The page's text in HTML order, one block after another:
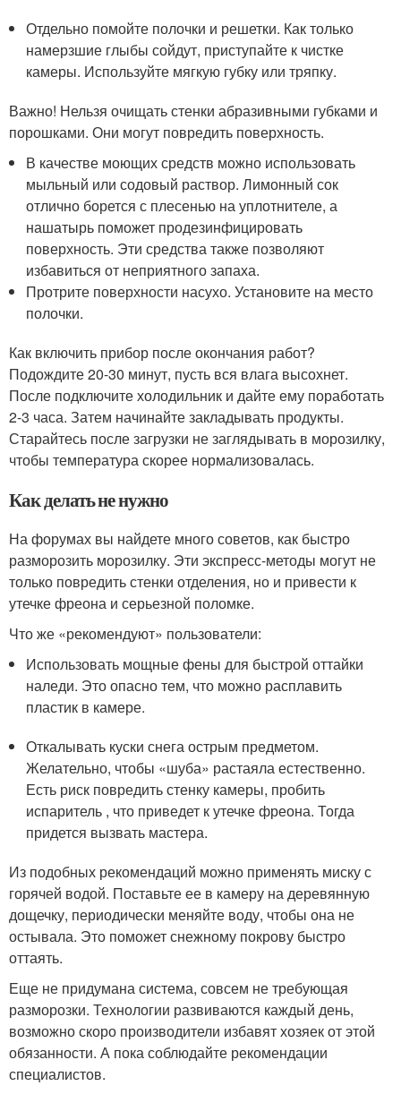
Отдельно помойте полочки и решетки. Как только
намерзшие глыбы сойдут, приступайте к чистке
камеры. Используйте мягкую губку или тряпку.
Важно! Нельзя очищать стенки абразивными губками и
порошками. Они могут повредить поверхность.
В качестве моющих средств можно использовать
мыльный или содовый раствор. Лимонный сок
отлично борется с плесенью на уплотнителе, а
нашатырь поможет продезинфицировать
поверхность. Эти средства также позволяют
избавиться от неприятного запаха.
Протрите поверхности насухо. Установите на место
полочки.
Как включить прибор после окончания работ?
Подождите 20-30 минут, пусть вся влага высохнет.
После подключите холодильник и дайте ему поработать
2-3 часа. Затем начинайте закладывать продукты.
Старайтесь после загрузки не заглядывать в морозилку,
чтобы температура скорее нормализовалась.
Как делать не нужно
На форумах вы найдете много советов, как быстро
разморозить морозилку. Эти экспресс-методы могут не
только повредить стенки отделения, но и привести к
утечке фреона и серьезной поломке.
Что же «рекомендуют» пользователи:
Использовать мощные фены для быстрой оттайки
наледи. Это опасно тем, что можно расплавить
пластик в камере.
Откалывать куски снега острым предметом.
Желательно, чтобы «шуба» растаяла естественно.
Есть риск повредить стенку камеры, пробить
испаритель , что приведет к утечке фреона. Тогда
придется вызвать мастера.
Из подобных рекомендаций можно применять миску с
горячей водой. Поставьте ее в камеру на деревянную
дощечку, периодически меняйте воду, чтобы она не
остывала. Это поможет снежному покрову быстро
оттаять.
Еще не придумана система, совсем не требующая
разморозки. Технологии развиваются каждый день,
возможно скоро производители избавят хозяек от этой
обязанности. А пока соблюдайте рекомендации
специалистов.